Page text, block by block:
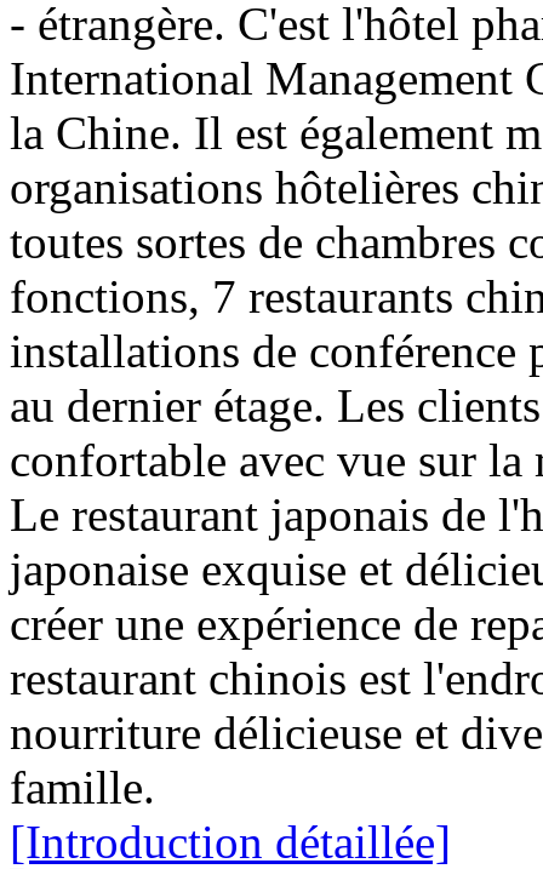
- étrangère. C'est l'hôtel
International Management
la Chine. Il est également
organisations hôtelières
toutes sortes de chambres
fonctions, 7 restaurants
installations de conférence
au dernier étage. Les
confortable avec vue sur
Le restaurant japonais de
japonaise exquise et
créer une expérience de
restaurant chinois est
nourriture délicieuse et
famille.
[Introduction détaillée]